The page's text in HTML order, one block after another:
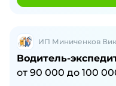
ИП Миниченков
Водитель-
от 90 000 до 100